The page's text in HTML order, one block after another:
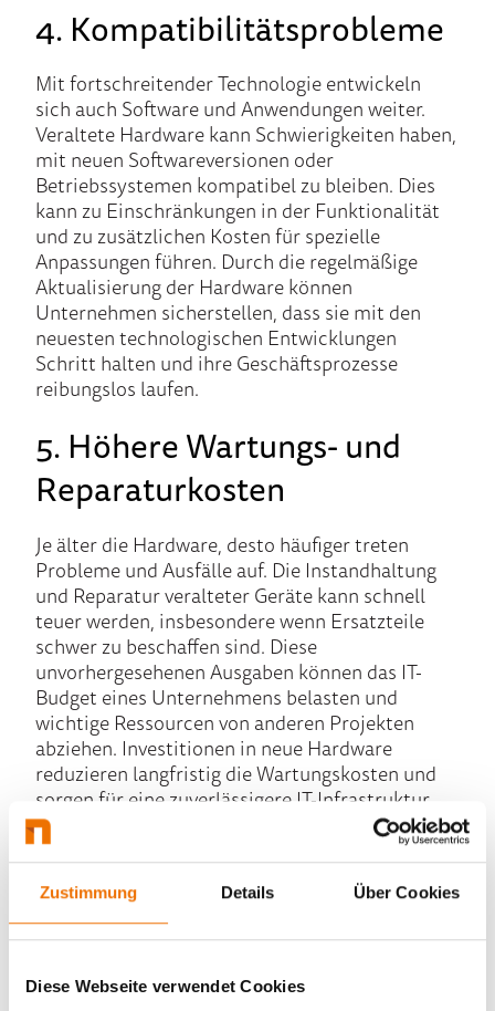
Zustimmung Details Über Cookies
Diese Webseite verwendet Cookies
4. Kompatibilitätsprobleme
Mit fortschreitender Technologie entwickeln
sich auch Software und Anwendungen weiter.
Veraltete Hardware kann Schwierigkeiten haben,
mit neuen Softwareversionen oder
Betriebssystemen kompatibel zu bleiben. Dies
kann zu Einschränkungen in der Funktionalität
und zu zusätzlichen Kosten für spezielle
Anpassungen führen. Durch die regelmäßige
Aktualisierung der Hardware können
Unternehmen sicherstellen, dass sie mit den
neuesten technologischen Entwicklungen
Schritt halten und ihre Geschäftsprozesse
reibungslos laufen.
5. Höhere Wartungs- und
Reparaturkosten
Je älter die Hardware, desto häufiger treten
Probleme und Ausfälle auf. Die Instandhaltung
und Reparatur veralteter Geräte kann schnell
teuer werden, insbesondere wenn Ersatzteile
schwer zu beschaffen sind. Diese
unvorhergesehenen Ausgaben können das IT-
Budget eines Unternehmens belasten und
wichtige Ressourcen von anderen Projekten
abziehen. Investitionen in neue Hardware
reduzieren langfristig die Wartungskosten und
sorgen für eine zuverlässigere IT-Infrastruktur.
Fazit
vielfältige Weise teuer zu stehen kommen. Von